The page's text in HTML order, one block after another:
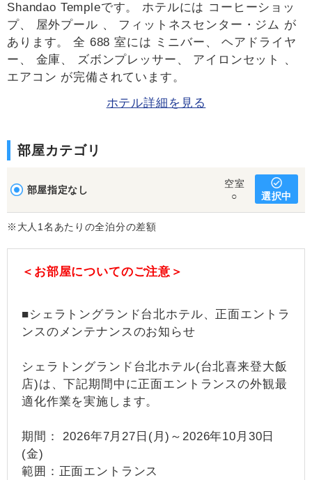
Shandao Templeです。 ホテルには コーヒーショッ
プ、 屋外プール 、 フィットネスセンター・ジム が
あります。 全 688 室には ミニバー、 ヘアドライヤ
ー、 金庫、 ズボンプレッサー、 アイロンセット 、
エアコン が完備されています。
ホテル詳細を見る
部屋カテゴリ
部屋指定なし
空室
○
選択中
※大人1名あたりの全泊分の差額
＜お部屋についてのご注意＞
■シェラトングランド台北ホテル、正面エントラ
ンスのメンテナンスのお知らせ
シェラトングランド台北ホテル(台北喜来登大飯
店)は、下記期間中に正面エントランスの外観最
適化作業を実施します。
期間： 2026年7月27日(月)～2026年10月30日
(金)
範囲：正面エントランス